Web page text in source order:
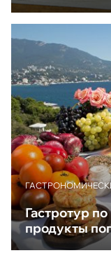
Гастротур
продукты